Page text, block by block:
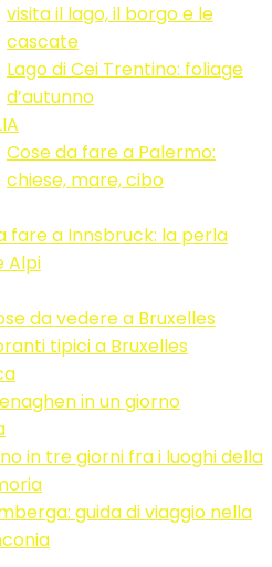
visita il lago, il borgo e le
cascate
Lago di Cei Trentino: foliage
d’autunno
Cose da fare a Palermo:
chiese, mare, cibo
fare a Innsbruck: la perla
Alpi
da vedere a Bruxelles
tipici a Bruxelles
in un giorno
in tre giorni fra i luoghi della
guida di viaggio nella